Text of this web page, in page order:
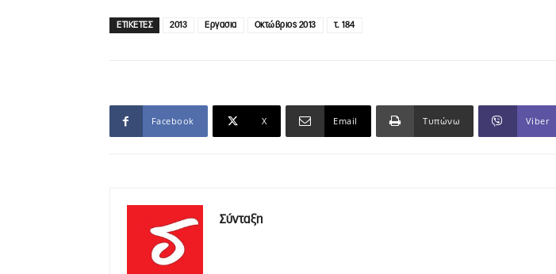
ΕΤΙΚΕΤΕΣ 2013 Εργασια Οκτώβριος 2013 τ. 184
Facebook X Email Τυπώνω Viber
Σύνταξη